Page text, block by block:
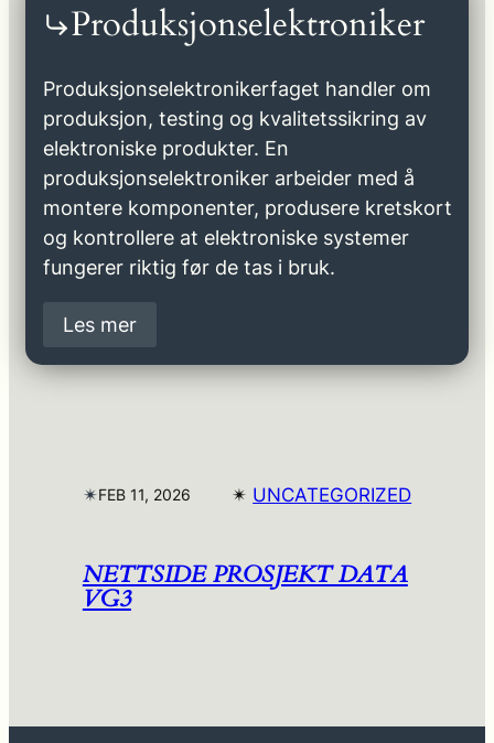
Produksjonselektroniker
Produksjonselektronikerfaget handler om
produksjon, testing og kvalitetssikring av
elektroniske produkter. En
produksjonselektroniker arbeider med å
montere komponenter, produsere kretskort
og kontrollere at elektroniske systemer
fungerer riktig før de tas i bruk.
Les mer
✴︎FEB 11, 2026 ✴︎ UNCATEGORIZED
NETTSIDE PROSJEKT DATA
VG3